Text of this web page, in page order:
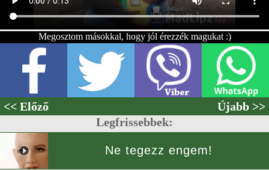
Megosztom másokkal, hogy jól érezzék magukat :)
<< Előző
Újabb >>
Legfrissebbek:
Ne tegezz engem!